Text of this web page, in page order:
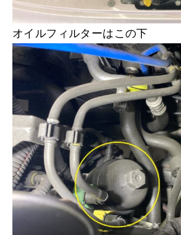
オイルフィルターはこの下